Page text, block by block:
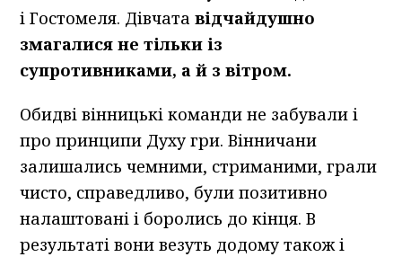
і Гостомеля. Дівчатавідчайдушно
змагалися не тільки із
супротивниками, а й з вітром.
Обидві вінницькі команди не забували і
про принципи Духу гри. Вінничани
залишались чемними, стриманими, грали
чисто, справедливо, були позитивно
налаштовані і боролись до кінця. В
результаті вони везуть додому також і